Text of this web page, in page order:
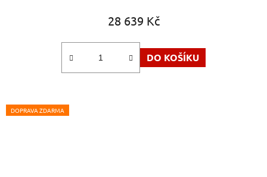
28 639 Kč
DO KOŠÍKU
DOPRAVA ZDARMA